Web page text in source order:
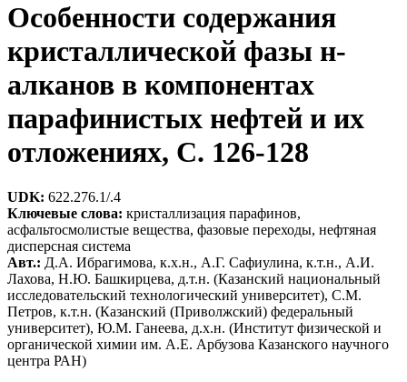
Особенности содержания
кристаллической фазы н-
алканов в компонентах
парафинистых нефтей и их
отложениях, C. 126-128
UDK: 622.276.1/.4
Ключевые слова: кристаллизация парафинов,
асфальтосмолистые вещества, фазовые переходы, нефтяная
дисперсная система
Авт.: Д.А. Ибрагимова, к.х.н., А.Г. Сафиулина, к.т.н., А.И.
Лахова, Н.Ю. Башкирцева, д.т.н. (Казанский национальный
исследовательский технологический университет), С.М.
Петров, к.т.н. (Казанский (Приволжский) федеральный
университет), Ю.М. Ганеева, д.х.н. (Институт физической и
органической химии им. А.Е. Арбузова Казанского научного
центра РАН)